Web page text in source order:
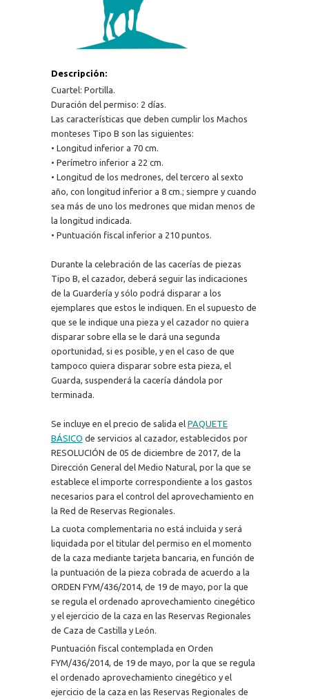
Descripción:
Cuartel: Portilla.
Duración del permiso: 2 días.
Las características que deben cumplir los Machos
monteses Tipo B son las siguientes:
• Longitud inferior a 70 cm.
• Perímetro inferior a 22 cm.
• Longitud de los medrones, del tercero al sexto
año, con longitud inferior a 8 cm.; siempre y cuando
sea más de uno los medrones que midan menos de
la longitud indicada.
• Puntuación fiscal inferior a 210 puntos.
Durante la celebración de las cacerías de piezas
Tipo B, el cazador, deberá seguir las indicaciones
de la Guardería y sólo podrá disparar a los
ejemplares que estos le indiquen. En el supuesto de
que se le indique una pieza y el cazador no quiera
disparar sobre ella se le dará una segunda
oportunidad, si es posible, y en el caso de que
tampoco quiera disparar sobre esta pieza, el
Guarda, suspenderá la cacería dándola por
terminada.
Se incluye en el precio de salida el PAQUETE
BÁSICO de servicios al cazador, establecidos por
RESOLUCIÓN de 05 de diciembre de 2017, de la
Dirección General del Medio Natural, por la que se
establece el importe correspondiente a los gastos
necesarios para el control del aprovechamiento en
la Red de Reservas Regionales.
La cuota complementaria no está incluida y será
liquidada por el titular del permiso en el momento
de la caza mediante tarjeta bancaria, en función de
la puntuación de la pieza cobrada de acuerdo a la
ORDEN FYM/436/2014, de 19 de mayo, por la que
se regula el ordenado aprovechamiento cinegético
y el ejercicio de la caza en las Reservas Regionales
de Caza de Castilla y León.
Puntuación fiscal contemplada en Orden
FYM/436/2014, de 19 de mayo, por la que se regula
el ordenado aprovechamiento cinegético y el
ejercicio de la caza en las Reservas Regionales de